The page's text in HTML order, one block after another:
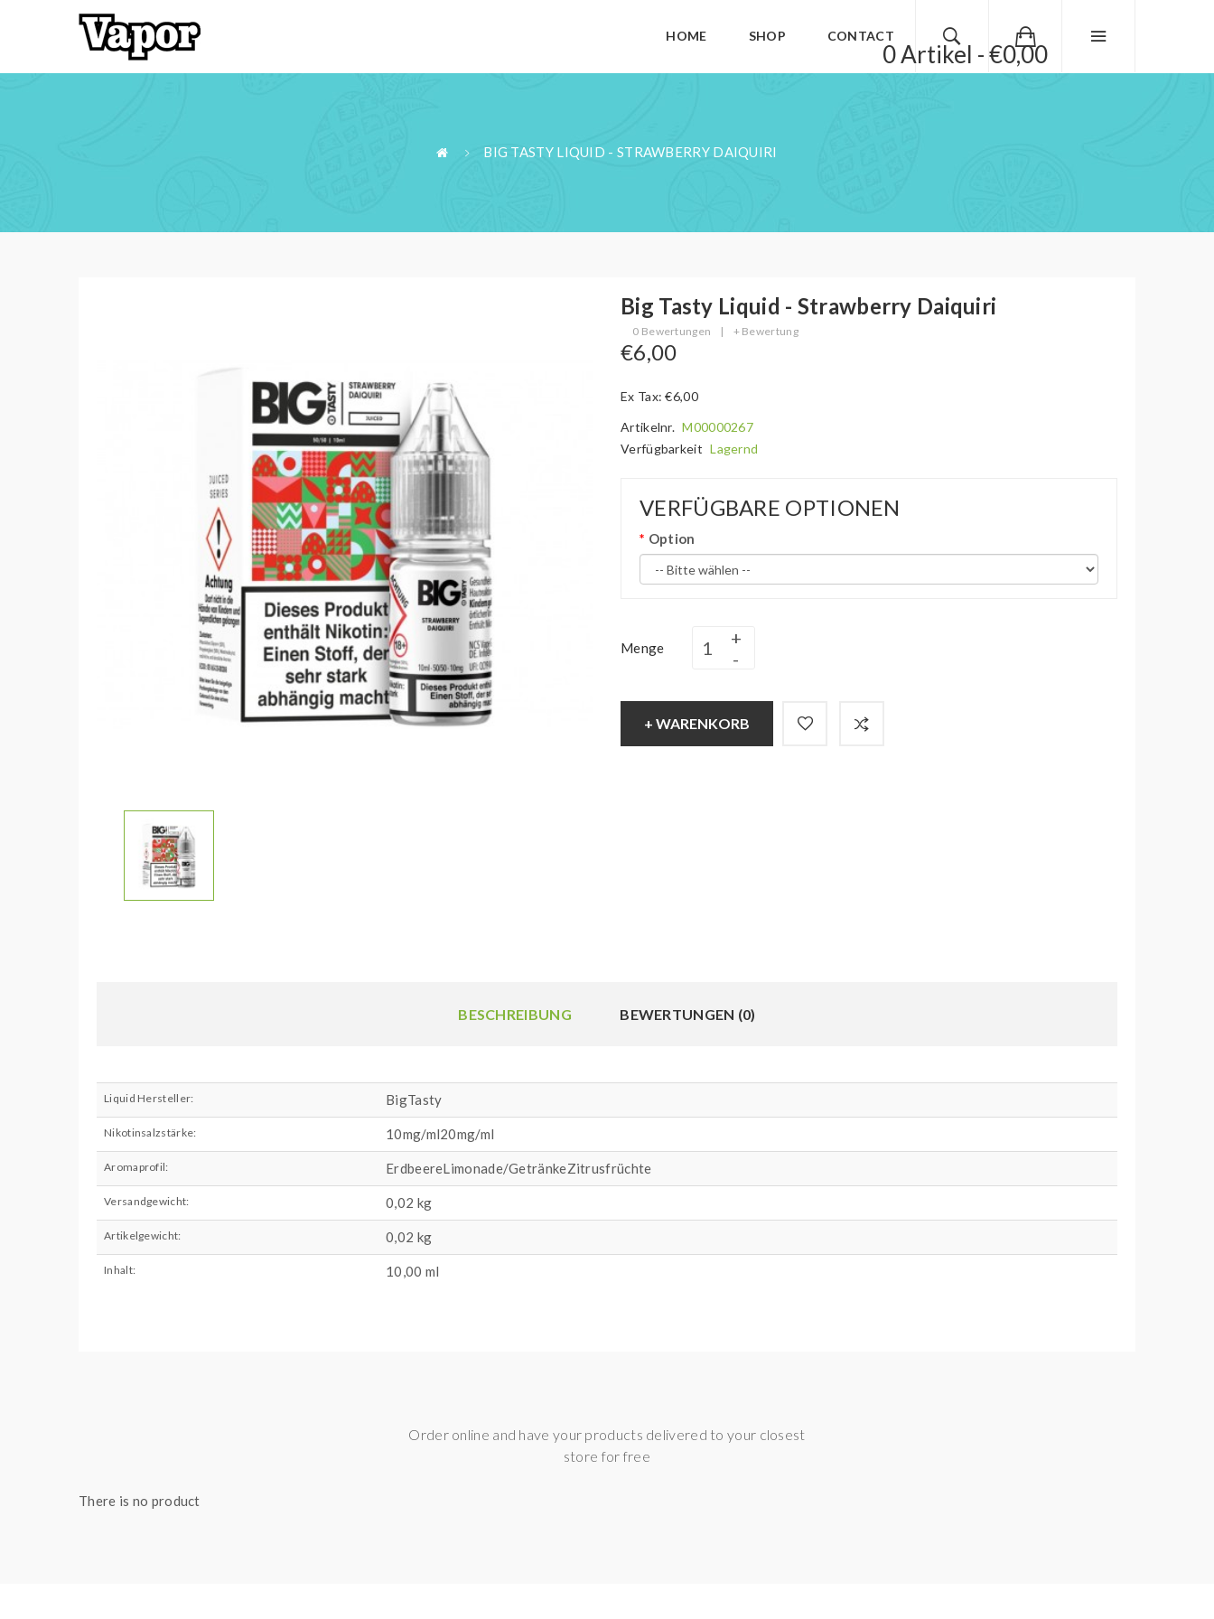
0 Artikel - €0,00
HOME SHOP CONTACT
BIG TASTY LIQUID - STRAWBERRY DAIQUIRI
Big Tasty Liquid - Strawberry Daiquiri
0 Bewertungen | + Bewertung
€6,00
Ex Tax: €6,00
Artikelnr. M00000267
Verfügbarkeit Lagernd
VERFÜGBARE OPTIONEN
Option
Menge
+ WARENKORB
BESCHREIBUNG BEWERTUNGEN (0)
Liquid Hersteller: BigTasty
Nikotinsalzstärke: 10mg/ml20mg/ml
Aromaprofil: ErdbeereLimonade/GetränkeZitrusfrüchte
Versandgewicht: 0,02 kg
Artikelgewicht: 0,02 kg
Inhalt: 10,00 ml
Order online and have your products delivered to your closest
store for free
There is no product